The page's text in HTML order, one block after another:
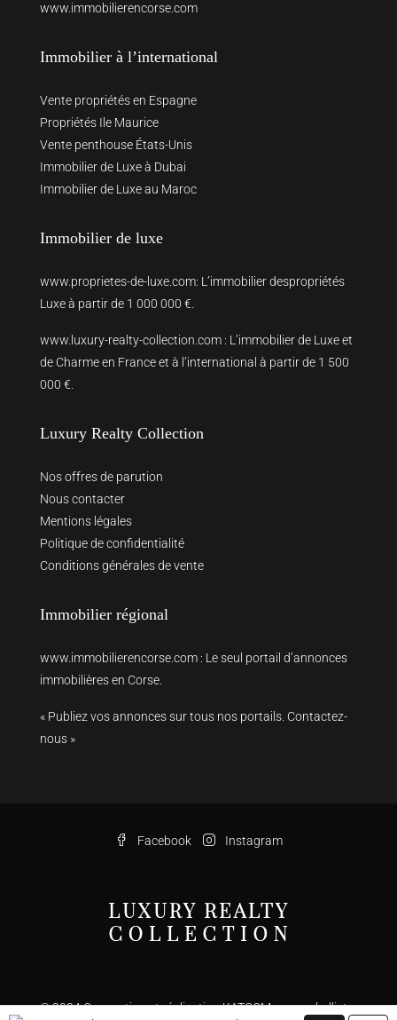
www.immobilierencorse.com
Immobilier à l’international
Vente propriétés en Espagne
Propriétés Ile Maurice
Vente penthouse États-Unis
Immobilier de Luxe à Dubai
Immobilier de Luxe au Maroc
Immobilier de luxe
www.proprietes-de-luxe.com: L’immobilier despropriétés
Luxe à partir de 1 000 000 €.
www.luxury-realty-collection.com : L’immobilier de Luxe et
de Charme en France et à l’international à partir de 1 500
000 €.
Luxury Realty Collection
Nos offres de parution
Nous contacter
Mentions légales
Politique de confidentialité
Conditions générales de vente
Immobilier régional
www.immobilierencorse.com : Le seul portail d’annonces
immobilières en Corse.
« Publiez vos annonces sur tous nos portails. Contactez-
nous »
Facebook Instagram
© 2024 Conception et réalisation KATCOM –www.kalliste-